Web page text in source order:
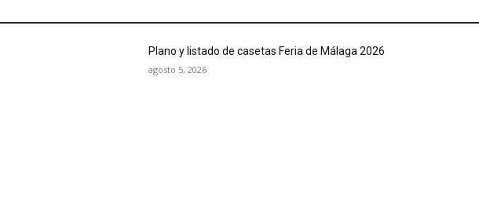
Plano y listado de casetas Feria de Málaga 2026
agosto 5, 2026